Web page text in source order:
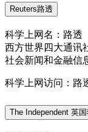
Reuters路透
科学上网名：路透
西方世界四大通讯
社会新闻和金融信
科学上网访问：路
The Independent 英